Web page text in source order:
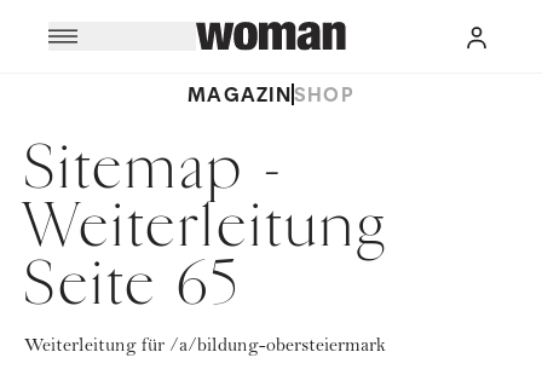
MAGAZINSHOP
Sitemap -
Weiterleitung
Seite 65
Weiterleitung für /a/bildung-obersteiermark